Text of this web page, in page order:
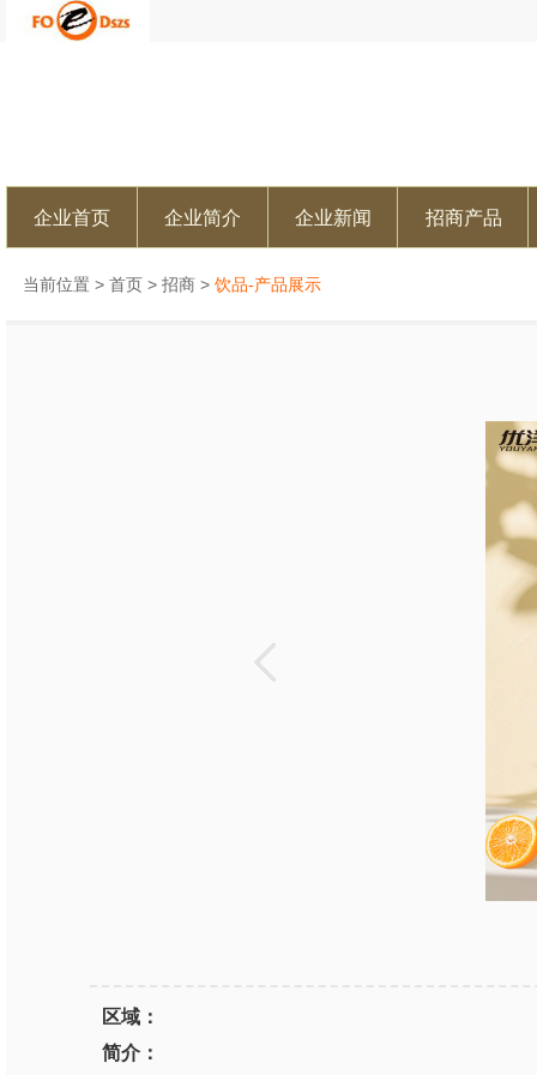
企业首页 企业简介 企业新闻 招商产品
当前位置 > 首页 > 招商 > 饮品-产品展示
区域：
简介：